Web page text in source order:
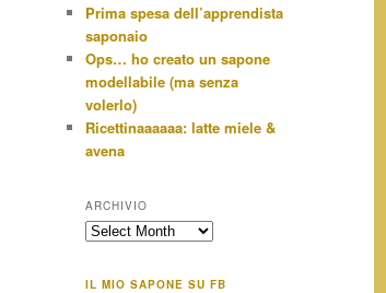
Prima spesa dell’apprendista
saponaio
Ops… ho creato un sapone
modellabile (ma senza
volerlo)
Ricettinaaaaaa: latte miele &
avena
ARCHIVIO
archivio
IL MIO SAPONE SU FB